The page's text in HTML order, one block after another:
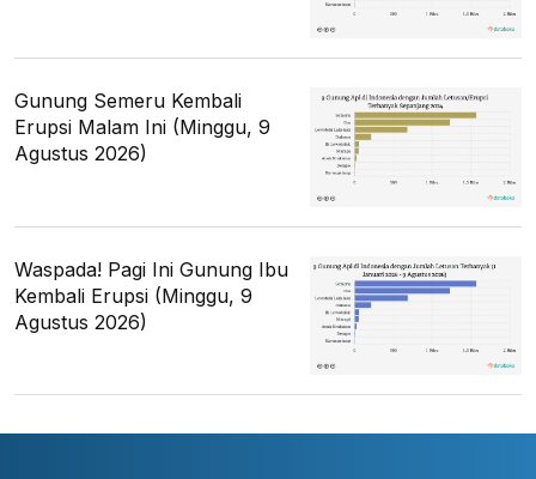
Gunung Semeru Kembali
Erupsi Malam Ini (Minggu, 9
Agustus 2026)
Waspada! Pagi Ini Gunung Ibu
Kembali Erupsi (Minggu, 9
Agustus 2026)